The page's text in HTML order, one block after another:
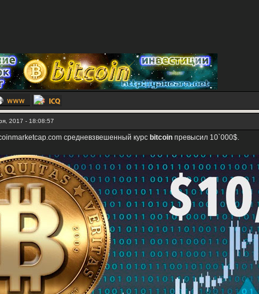
2017 - 18:08:57
средневзвешенный курс bitcoin превысил 10`000$.